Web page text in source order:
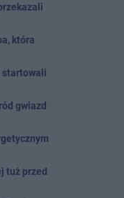
która
startowali
gwiazd
tuż przed